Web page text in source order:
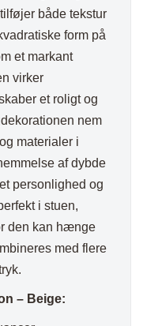
både tekstur
form på
et markant
virker
et roligt og
nem
materialer i
af dybde
personlighed og
i stuen,
den kan hænge
med flere
– Beige: